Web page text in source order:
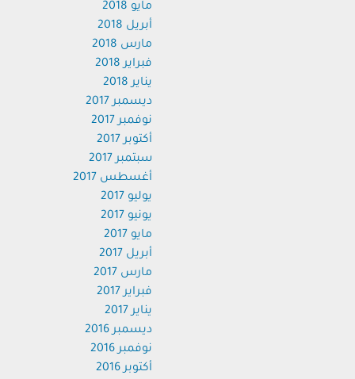
مايو 2018
أبريل 2018
مارس 2018
فبراير 2018
يناير 2018
ديسمبر 2017
نوفمبر 2017
أكتوبر 2017
سبتمبر 2017
أغسطس 2017
يوليو 2017
يونيو 2017
مايو 2017
أبريل 2017
مارس 2017
فبراير 2017
يناير 2017
ديسمبر 2016
نوفمبر 2016
أكتوبر 2016